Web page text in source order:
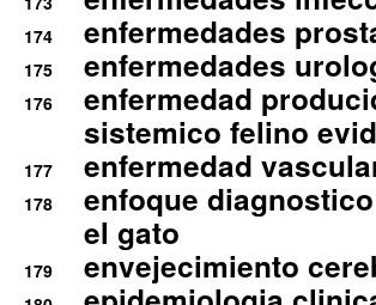
174 enfermedades
175 enfermedades
176
enfermedad
sistemico felino
177 enfermedad
178
enfoque
el gato
179 envejecimiento